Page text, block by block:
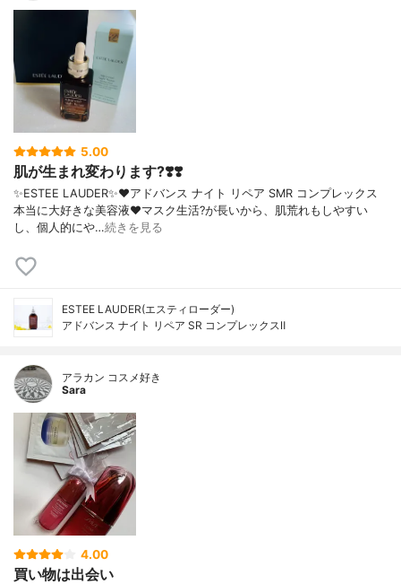
5.00
肌が生まれ変わります?❣️❣️
✨ESTEE LAUDER✨❤︎アドバンス ナイト リペア SMR コンプレックス
本当に大好きな美容液❤️マスク生活?が長いから、肌荒れもしやすい
し、個人的にや…続きを見る
ESTEE LAUDER(エスティローダー)
アドバンス ナイト リペア SR コンプレックスⅡ
アラカン コスメ好き
Sara
4.00
買い物は出会い